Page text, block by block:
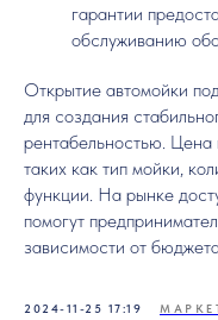
гарантии
обслуживанию
Открытие автомойки
для создания
рентабельностью. Цена
таких как тип мойки,
функции. На рынке
помогут
зависимости от
2024-11-25 17:19